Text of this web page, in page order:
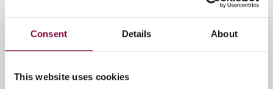
Consent Details About
This website uses cookies
Locatie: Zoom
Evenement informatie